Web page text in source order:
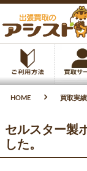
HOME 買取実績
セルスター製
した。